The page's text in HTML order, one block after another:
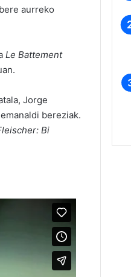
aurreko
Le Battement
Jorge
bereziak.
Bi